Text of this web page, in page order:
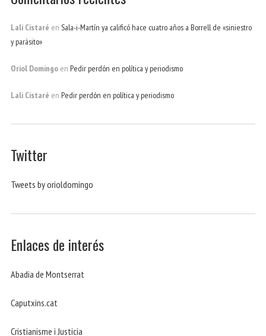
Lali Cistaré en Sala-i-Martín ya calificó hace cuatro años a Borrell de «siniestro
y parásito»
Oriol Domingo en Pedir perdón en política y periodismo
Lali Cistaré en Pedir perdón en política y periodismo
Twitter
Tweets by orioldomingo
Enlaces de interés
Abadia de Montserrat
Caputxins.cat
Cristianisme i Justicia